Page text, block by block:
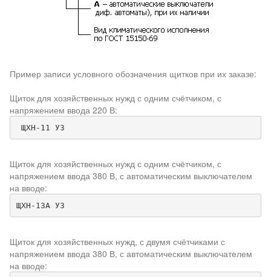
Пример записи условного обозначения щитков при их заказе:
Щиток для хозяйственных нужд с одним счётчиком, с
напряжением ввода 220 В:
ЩХН-11 У3
Щиток для хозяйственных нужд с одним счётчиком, с
напряжением ввода 380 В, с автоматическим выключателем
на вводе:
ЩХН-13А У3
Щиток для хозяйственных нужд, с двумя счётчиками с
напряжением ввода 380 В, с автоматическим выключателем
на вводе: